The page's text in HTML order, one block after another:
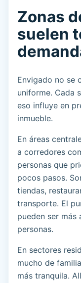
Zonas
suelen
Envigado no se
uniforme. Cada
eso influye en
inmueble.
En áreas
a corredores
personas que
pocos pasos.
tiendas,
transporte. El
pueden ser
personas.
En sectores
mucho de
más tranquila.